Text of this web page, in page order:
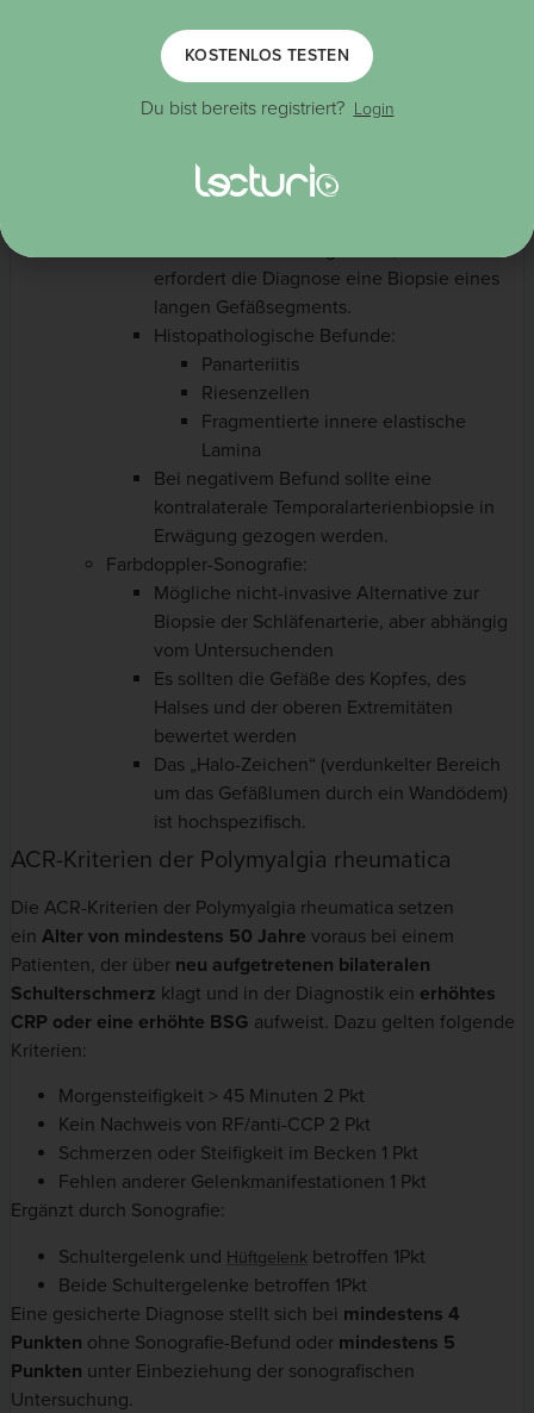
Druckschmerz, Schwellung)
BSG > 50 mm in der ersten Stunde
Auffällige Biopsie der Temporalarterie
Temporalarterienbiopsie (Goldstandard):
Sollte bei allen Patienten mit Verdacht auf
erfordert die Diagnose eine Biopsie eines
langen Gefäßsegments.
Histopathologische Befunde:
Panarteriitis
Riesenzellen
Fragmentierte innere elastische
Lamina
Bei negativem Befund sollte eine
kontralaterale Temporalarterienbiopsie in
Erwägung gezogen werden.
Farbdoppler-Sonografie:
Mögliche nicht-invasive Alternative zur
Biopsie der Schläfenarterie, aber abhängig
vom Untersuchenden
Es sollten die Gefäße des Kopfes, des
Halses und der oberen Extremitäten
bewertet werden
Das „Halo-Zeichen“ (verdunkelter Bereich
um das Gefäßlumen durch ein Wandödem)
ist hochspezifisch.
ACR-Kriterien der Polymyalgia rheumatica
Die ACR-Kriterien der Polymyalgia rheumatica setzen
ein Alter von mindestens 50 Jahre voraus bei einem
Patienten, der über neu aufgetretenen bilateralen
Schulterschmerz klagt und in der Diagnostik ein erhöhtes
CRP oder eine erhöhte BSG aufweist. Dazu gelten folgende
Kriterien:
Morgensteifigkeit > 45 Minuten 2 Pkt
Kein Nachweis von RF/anti-CCP 2 Pkt
Schmerzen oder Steifigkeit im Becken 1 Pkt
Fehlen anderer Gelenkmanifestationen 1 Pkt
Ergänzt durch Sonografie:
Schultergelenk und Hüftgelenk betroffen 1Pkt
Beide Schultergelenke betroffen 1Pkt
Eine gesicherte Diagnose stellt sich bei mindestens 4
Punkten ohne Sonografie-Befund oder mindestens 5
Punkten unter Einbeziehung der sonografischen
Untersuchung.
KOSTENLOS TESTEN
Du bist bereits registriert? Login